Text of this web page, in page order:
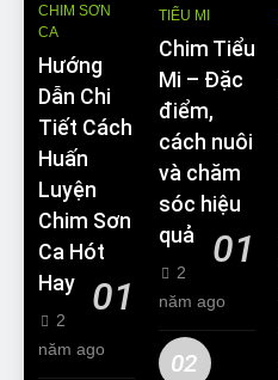
CHIM SƠN
CA
Hướng
Dẫn Chi
Tiết Cách
Huấn
Luyện
Chim Sơn
Ca Hót
Hay
01
2
năm ago
TIỂU MI
Chim Tiểu
Mi – Đặc
điểm,
cách nuôi
và chăm
sóc hiệu
quả
01
2
năm ago
02